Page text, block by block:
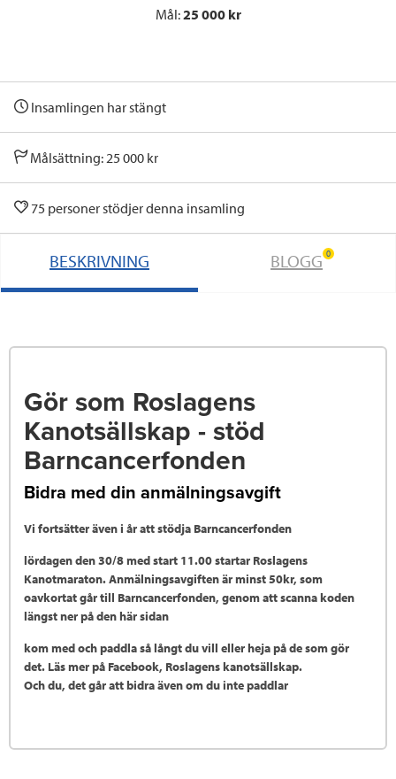
Mål:25 000 kr
Insamlingen har stängt
Målsättning: 25 000 kr
75 personer stödjer denna insamling
BESKRIVNING BLOGG 0
Gör som Roslagens
Kanotsällskap - stöd
Barncancerfonden
Bidra med din anmälningsavgift
Vi fortsätter även i år att stödja Barncancerfonden
lördagen den 30/8 med start 11.00 startar Roslagens
Kanotmaraton. Anmälningsavgiften är minst 50kr, som
oavkortat går till Barncancerfonden, genom att scanna koden
längst ner på den här sidan
kom med och paddla så långt du vill eller heja på de som gör
det. Läs mer på Facebook, Roslagens kanotsällskap.
Och du, det går att bidra även om du inte paddlar